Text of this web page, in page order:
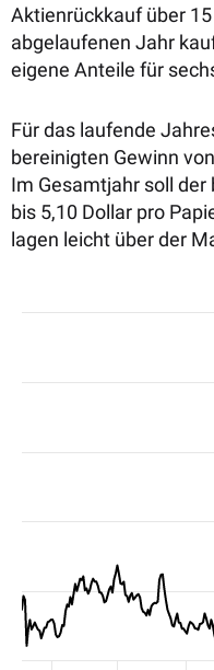
Aktienrückkauf über
abgelaufenen Jahr
eigene Anteile für
Für das laufende
bereinigten Gewinn
Im Gesamtjahr soll
bis 5,10 Dollar pro
lagen leicht über der